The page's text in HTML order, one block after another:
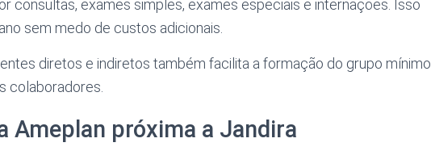
consultas, exames simples, exames especiais e internações. Isso
sem medo de custos adicionais.
diretos e indiretos também facilita a formação do grupo mínimo
colaboradores.
Ameplan próxima a Jandira